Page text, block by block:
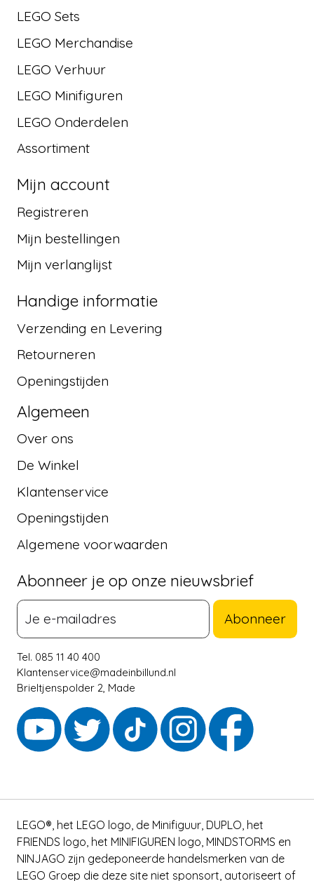
LEGO Sets
LEGO Merchandise
LEGO Verhuur
LEGO Minifiguren
LEGO Onderdelen
Assortiment
Mijn account
Registreren
Mijn bestellingen
Mijn verlanglijst
Handige informatie
Verzending en Levering
Retourneren
Openingstijden
Algemeen
Over ons
De Winkel
Klantenservice
Openingstijden
Algemene voorwaarden
Abonneer je op onze nieuwsbrief
Abonneer
Tel. 085 11 40 400
Klantenservice@madeinbillund.nl
Brieltjenspolder 2, Made
LEGO®, het LEGO logo, de Minifiguur, DUPLO, het
FRIENDS logo, het MINIFIGUREN logo, MINDSTORMS en
NINJAGO zijn gedeponeerde handelsmerken van de
LEGO Groep die deze site niet sponsort, autoriseert of